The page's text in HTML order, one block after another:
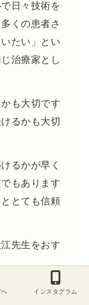
日々技術を
くの患者さ
たい」とい
治療家とし
も大切です
るかも大切
るかが早く
もあります
とても信頼
先生をおす
へ インスタグラム